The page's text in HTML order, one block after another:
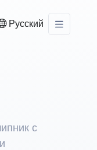
Русский
с